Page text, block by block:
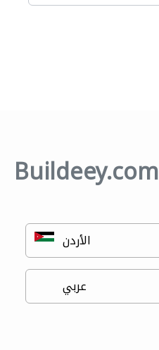
Buildeey.com